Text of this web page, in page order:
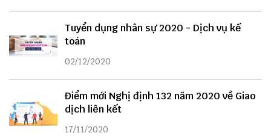
Tuyển dụng nhân sự 2020 - Dịch vụ kế
toán
02/12/2020
Điểm mới Nghị định 132 năm 2020 về Giao
dịch liên kết
17/11/2020